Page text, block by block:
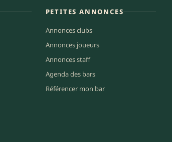
PETITES ANNONCES
Annonces clubs
Annonces joueurs
Annonces staff
Agenda des bars
Référencer mon bar